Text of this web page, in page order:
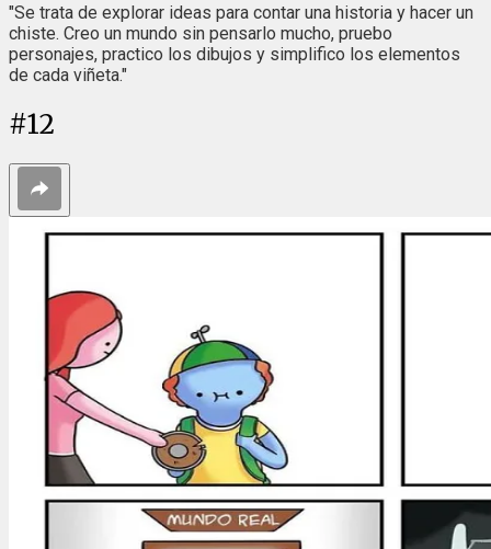
"Se trata de explorar ideas para contar una historia y hacer un
chiste. Creo un mundo sin pensarlo mucho, pruebo
personajes, practico los dibujos y simplifico los elementos
de cada viñeta."
#12